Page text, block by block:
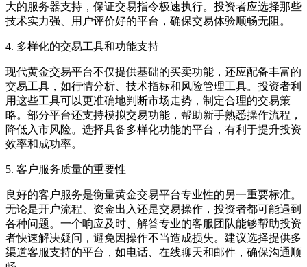
大的服务器支持，保证交易指令极速执行。投资者应选择那些
技术实力强、用户评价好的平台，确保交易体验顺畅无阻。
4. 多样化的交易工具和功能支持
现代黄金交易平台不仅提供基础的买卖功能，还应配备丰富的
交易工具，如行情分析、技术指标和风险管理工具。投资者利
用这些工具可以更准确地判断市场走势，制定合理的交易策
略。部分平台还支持模拟交易功能，帮助新手熟悉操作流程，
降低入市风险。选择具备多样化功能的平台，有利于提升投资
效率和成功率。
5. 客户服务质量的重要性
良好的客户服务是衡量黄金交易平台专业性的另一重要标准。
无论是开户流程、资金出入还是交易操作，投资者都可能遇到
各种问题。一个响应及时、解答专业的客服团队能够帮助投资
者快速解决疑问，避免因操作不当造成损失。建议选择提供多
渠道客服支持的平台，如电话、在线聊天和邮件，确保沟通顺